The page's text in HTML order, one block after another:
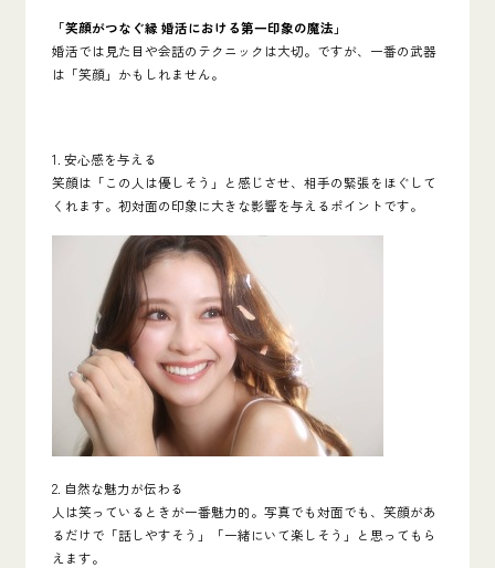
「笑顔がつなぐ縁 婚活における第一印象の魔法」
婚活では見た目や会話のテクニックは大切。ですが、一番の武器
は「笑顔」かもしれません。
1. 安心感を与える
笑顔は「この人は優しそう」と感じさせ、相手の緊張をほぐして
くれます。初対面の印象に大きな影響を与えるポイントです。
2. 自然な魅力が伝わる
人は笑っているときが一番魅力的。写真でも対面でも、笑顔があ
るだけで「話しやすそう」「一緒にいて楽しそう」と思ってもら
えます。